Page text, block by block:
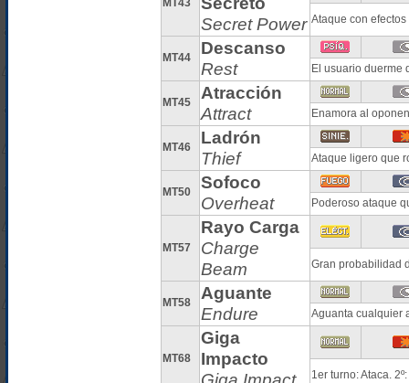
MT43
Secret Power Ataque con
MT44
Descanso
Rest
El usuario duerme
MT45
Atracción
Attract
Enamora al
MT46
Ladrón
Thief
Ataque ligero que
MT50
Sofoco
Overheat
Poderoso ataque
MT57
Rayo Carga
Charge
Beam
Gran probabilidad
MT58
Aguante
Endure
Aguanta cualquier
MT68
Giga
Impacto
1er turno: Ataca.